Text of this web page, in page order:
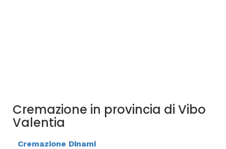
Cremazione in provincia di Vibo
Valentia
Cremazione Dinami